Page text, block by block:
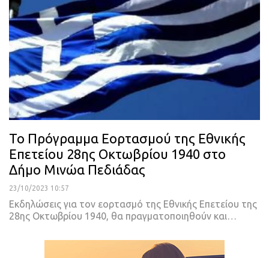
Το Πρόγραμμα Εορτασμού της Εθνικής
Επετείου 28ης Οκτωβρίου 1940 στο
Δήμο Μινώα Πεδιάδας
23/10/2023 10:57
Εκδηλώσεις για τον εορτασμό της Εθνικής Επετείου της
28ης Οκτωβρίου 1940, θα πραγματοποιηθούν και…